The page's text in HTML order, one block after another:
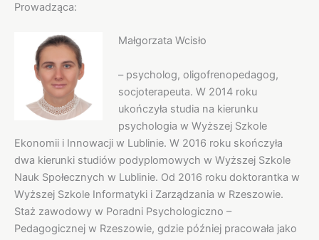
Prowadząca:
Małgorzata Wcisło
– psycholog, oligofrenopedagog,
socjoterapeuta. W 2014 roku
ukończyła studia na kierunku
psychologia w Wyższej Szkole
Ekonomii i Innowacji w Lublinie. W 2016 roku skończyła
dwa kierunki studiów podyplomowych w Wyższej Szkole
Nauk Społecznych w Lublinie. Od 2016 roku doktorantka w
Wyższej Szkole Informatyki i Zarządzania w Rzeszowie.
Staż zawodowy w Poradni Psychologiczno –
Pedagogicznej w Rzeszowie, gdzie później pracowała jako